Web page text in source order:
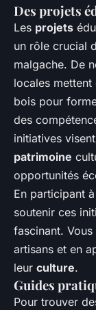
Des projets
Les projets
un rôle crucial
malgache. De
locales
bois pour
des
initiatives
patrimoine
opportunités
En participant
soutenir ces
fascinant.
artisans et en
leur culture.
Guides
Pour trouver